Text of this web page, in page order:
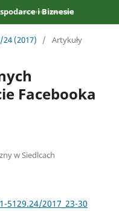
i Biznesie
24 (2017) / Artykuły
Facebooka
w Siedlcach
2017_23-30